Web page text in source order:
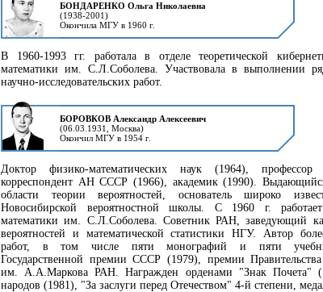
БОНДАРЕНКО Ольга Николаевна
(1938-2001)
Окончилa МГУ в 1960 г.
В 1960-1993 гг. работала в отделе теоретической
математики им. С.Л.Соболева. Участвовала в выполнении
научно-исследовательских работ.
БОРОВКОВ Александр Алексеевич
(06.03.1931, Москва)
Окончил МГУ в 1954 г.
Доктор физико-математических наук (1964),
корреспондент АН СССР (1966), академик (1990).
области теории вероятностей, основатель широко
Новосибирской вероятностной школы. С 1960 г.
математики им. С.Л.Соболева. Советник РАН, заведующий
вероятностей и математической статистики НГУ. Автор
работ, в том числе пяти монографий и пяти
Государственной премии СССР (1979), премии
им. А.А.Маркова РАН. Награжден орденами "Знак Почета"
народов (1981), "За заслуги перед Отечеством" 4-й степени,